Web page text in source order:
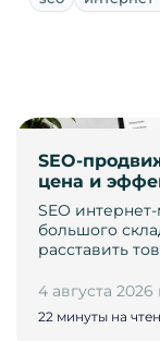
SEO-
цена и
SEO
большого
расставить
4 августа 2026
22 минуты на